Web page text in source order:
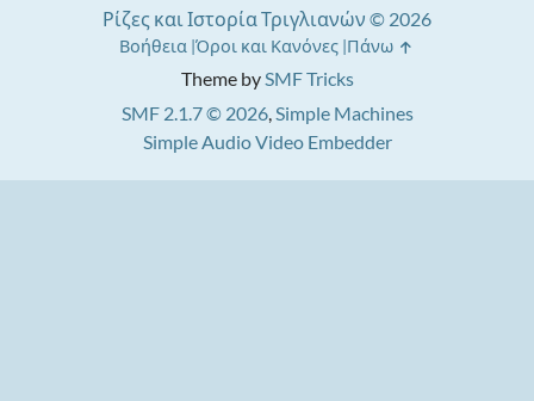
Theme bySMF Tricks
SMF 2.1.7 © 2026,Simple Machines
Simple Audio Video Embedder
Ρίζες και Ιστορία Τριγλιανών © 2026
Βοήθεια Όροι και Κανόνες Πάνω